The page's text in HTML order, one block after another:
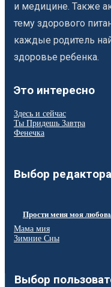
и медицине. Также
тему здорового
каждые родитель
здоровье ребенка.
Это интересно
Здесь и сейчас
Ты Придешь Завтра
Фенечка
Выбор редактора
Прости меня моя
Мама мия
Зимние Сны
Выбор